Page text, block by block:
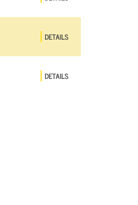
DETAILS
DETAILS